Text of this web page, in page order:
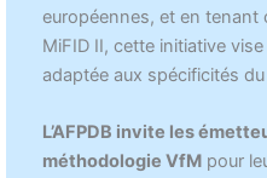
européennes, et en
MiFID II, cette initiative
adaptée aux spécificités
L’AFPDB invite les
méthodologie VfM pour